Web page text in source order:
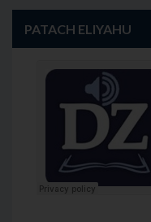
PATACH ELIYAHU